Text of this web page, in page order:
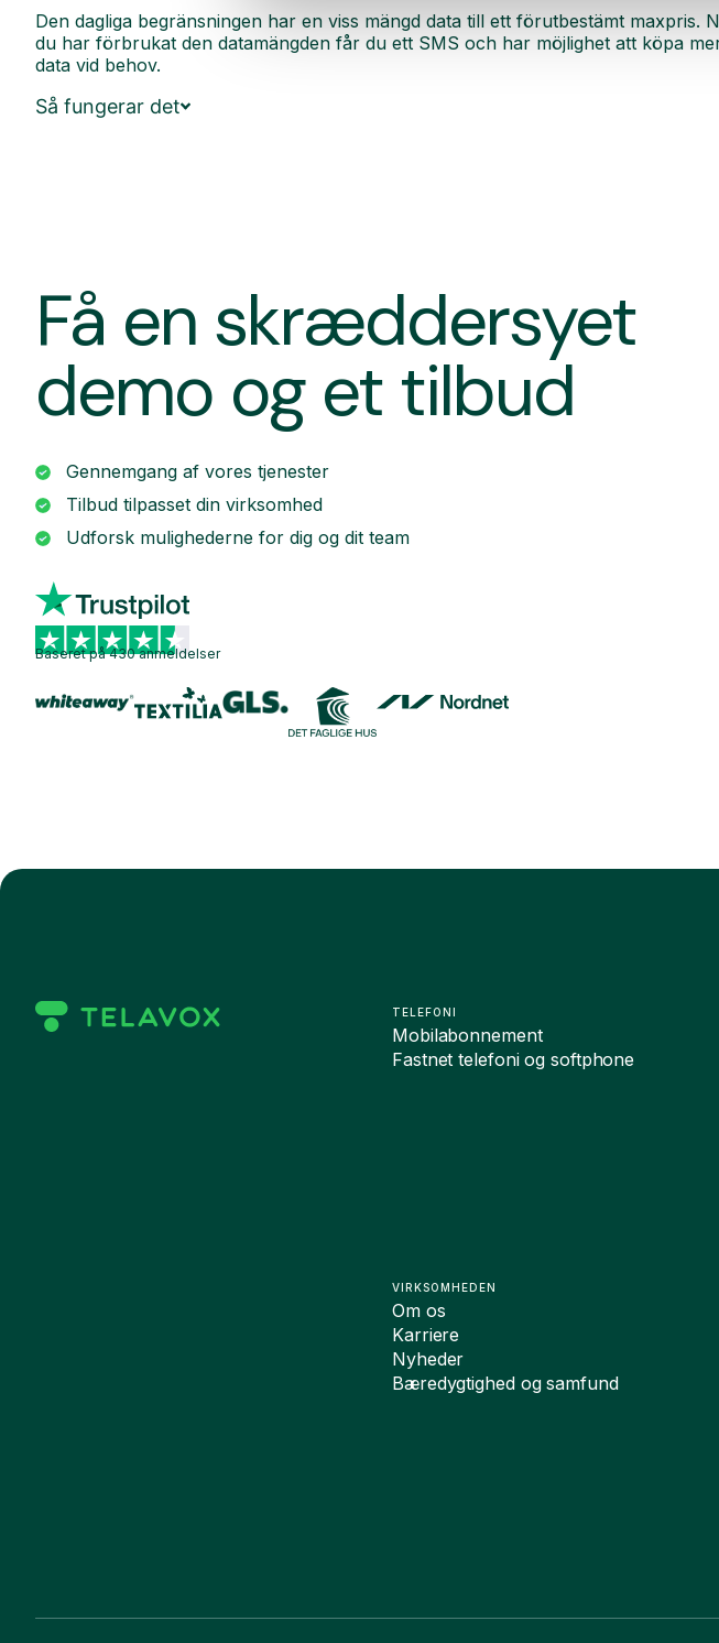
Den dagliga begränsningen har en viss mängd data till ett förutbestämt maxpris.
du har förbrukat den datamängden får du ett SMS och har möjlighet att köpa
data vid behov.
Så fungerar det
Få en skræddersyet
demo og et tilbud
Gennemgang af vores tjenester
Tilbud tilpasset din virksomhed
Udforsk mulighederne for dig og dit team
Baseret på 430 anmeldelser
TELEFONI
Mobilabonnement
Fastnet telefoni og softphone
VIRKSOMHEDEN
Om os
Karriere
Nyheder
Bæredygtighed og samfund